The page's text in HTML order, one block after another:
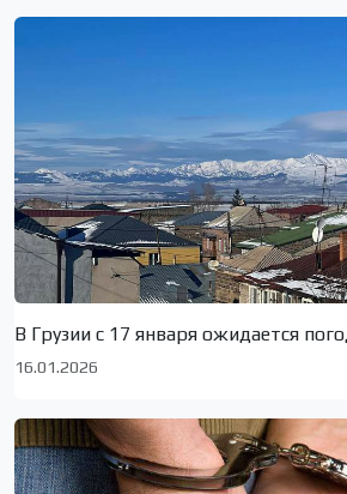
В Грузии с 17 января ожидается
16.01.2026